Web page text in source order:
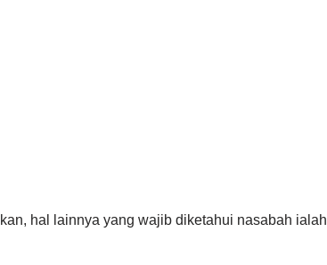
hal lainnya yang wajib diketahui nasabah ialah